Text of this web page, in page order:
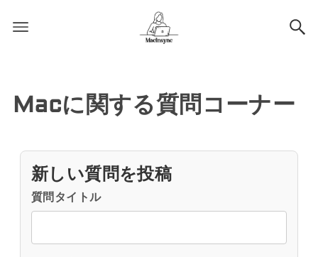
Macに関する質問コーナー
新しい質問を投稿
質問タイトル